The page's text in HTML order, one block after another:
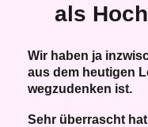
als
Wir haben ja
aus dem heutigen
wegzudenken ist.
Sehr überrascht